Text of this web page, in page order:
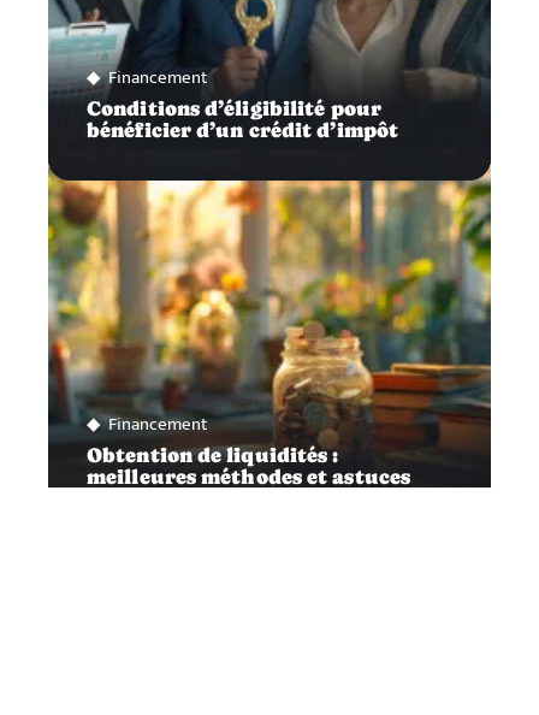
Financement
Conditions d’éligibilité pour
bénéficier d’un crédit d’impôt
Financement
Obtention de liquidités :
meilleures méthodes et astuces